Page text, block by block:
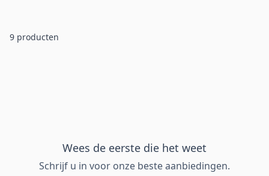
9 producten
Wees de eerste die het weet
Schrijf u in voor onze beste aanbiedingen.